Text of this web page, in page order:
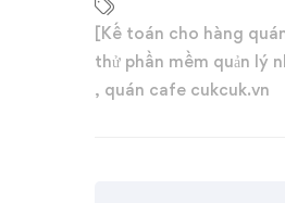
[Kế toán cho hàng
thử phần mềm quản lý
, quán cafe cukcuk.vn